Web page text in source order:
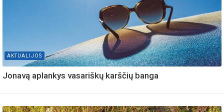
AKTUALIJOS
Jonavą aplankys vasariškų karščių banga